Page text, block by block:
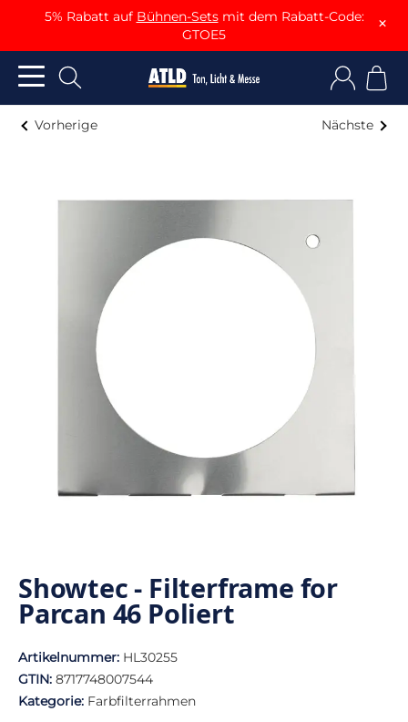
5% Rabatt auf Bühnen-Setsmit dem Rabatt-Code:
GTOE5
×
Vorherige Nächste
Showtec - Filterframe for
Parcan 46 Poliert
Artikelnummer: HL30255
GTIN: 8717748007544
Kategorie: Farbfilterrahmen